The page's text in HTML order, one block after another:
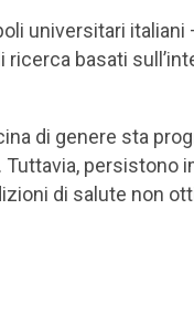
universitari italiani
basati
di genere sta
persistono
di salute non